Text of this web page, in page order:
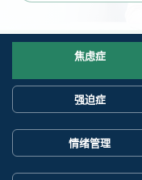
焦虑症
强迫症
情绪管理